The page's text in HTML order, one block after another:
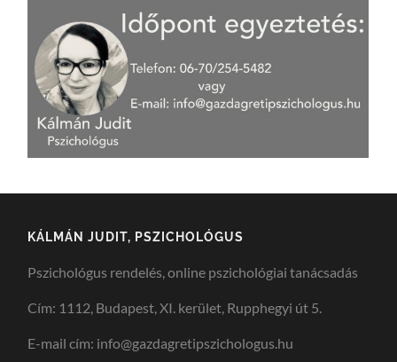
KÁLMÁN JUDIT, PSZICHOLÓGUS
Pszichológus rendelés, online pszichológiai tanácsadás
Cím: 1112, Budapest, XI. kerület, Rupphegyi út 5.
E-mail cím: info@gazdagretipszichologus.hu